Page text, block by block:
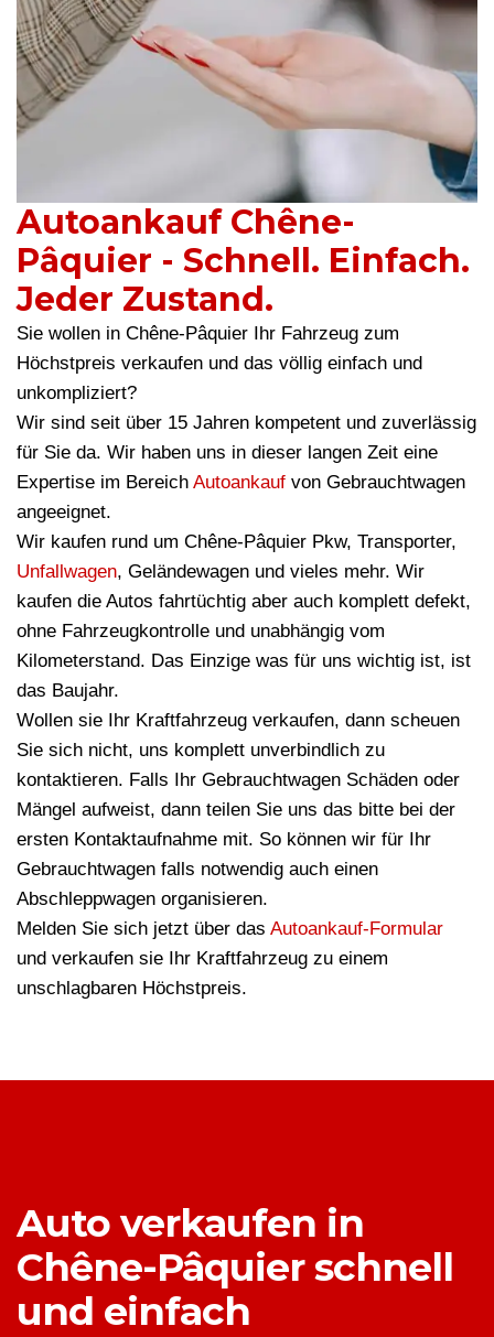
Autoankauf Chêne-
Pâquier - Schnell. Einfach.
Jeder Zustand.
Sie wollen in Chêne-Pâquier Ihr Fahrzeug zum
Höchstpreis verkaufen und das völlig einfach und
unkompliziert?
Wir sind seit über 15 Jahren kompetent und zuverlässig
für Sie da. Wir haben uns in dieser langen Zeit eine
Expertise im Bereich Autoankauf von Gebrauchtwagen
angeeignet.
Wir kaufen rund um Chêne-Pâquier Pkw, Transporter,
Unfallwagen, Geländewagen und vieles mehr. Wir
kaufen die Autos fahrtüchtig aber auch komplett defekt,
ohne Fahrzeugkontrolle und unabhängig vom
Kilometerstand. Das Einzige was für uns wichtig ist, ist
das Baujahr.
Wollen sie Ihr Kraftfahrzeug verkaufen, dann scheuen
Sie sich nicht, uns komplett unverbindlich zu
kontaktieren. Falls Ihr Gebrauchtwagen Schäden oder
Mängel aufweist, dann teilen Sie uns das bitte bei der
ersten Kontaktaufnahme mit. So können wir für Ihr
Gebrauchtwagen falls notwendig auch einen
Abschleppwagen organisieren.
Melden Sie sich jetzt über das Autoankauf-Formular
und verkaufen sie Ihr Kraftfahrzeug zu einem
unschlagbaren Höchstpreis.
Auto verkaufen in
Chêne-Pâquier schnell
und einfach